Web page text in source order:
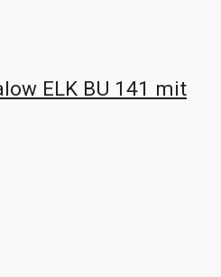
ELK BU 141 mit